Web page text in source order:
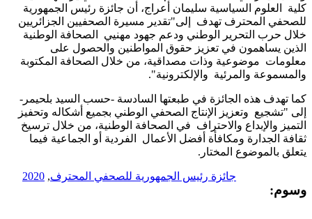
كلية العلوم السياسية سليمان أعراج، أن جائزة رئيس الجمهورية
للصحفي المحترف تهدف إلى"تقدير مسيرة الصحفيين الجزائريين
خلال حرب التحرير الوطني ودعم جهود مهنيي الصحافة الوطنية
الذين يساهمون في تعزيز حقوق المواطنين والحصول على
معلومات موضوعية وذات مصداقية، من خلال الصحافة المكتوبة
والمسموعة والمرئية والإلكترونية".
كما تهدف هذه الجائزة في طبعتها السادسة -حسب السيد بلحيمر-
إلى "تشجيع وتعزيز الإنتاج الصحفي الوطني بجميع أشكاله وتحفيز
التميز والإبداع والاحتراف في الصحافة الوطنية، من خلال ترسيخ
ثقافة الجدارة ومكافأة أفضل الأعمال الفردية أو الجماعية فيما
يتعلق بالموضوع المختار.
وسوم:
جائزة رئيس الجمهورية للصحفي المحترف,
2020